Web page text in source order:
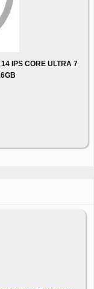
IPS CORE ULTRA 7